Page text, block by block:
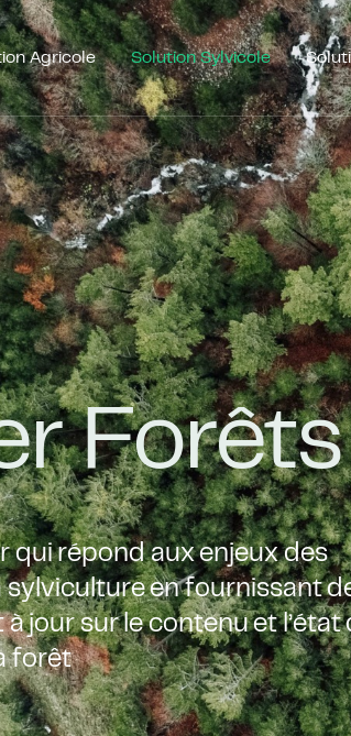
Agricole Solution Sylvicole
qui répond aux enjeux des
sylviculture en fournissant
jour sur le contenu et l’état
forêt
Forêts